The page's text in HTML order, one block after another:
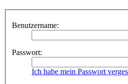
Benutzername:
Passwort:
Ich habe mein Passwort